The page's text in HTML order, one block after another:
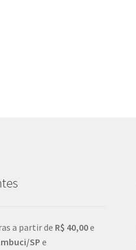
a partir de R$ 40,00e
SP e